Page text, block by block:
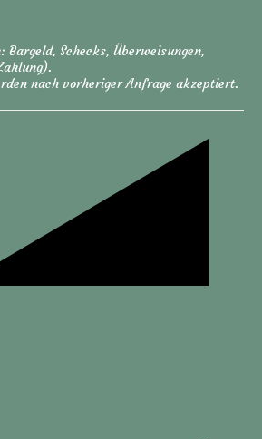
Schecks, Überweisungen,
nach vorheriger Anfrage akzeptiert.